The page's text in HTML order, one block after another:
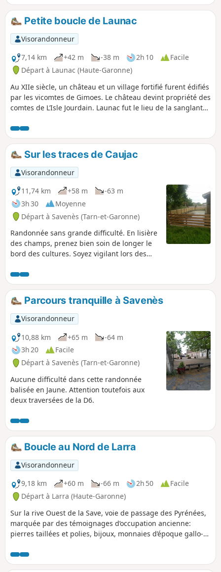
Petite boucle de Launac
Visorandonneur
7,14 km
+42 m -38 m 2h 10
Facile
Départ à Launac (Haute-Garonne)
Au XIIe siècle, un château et un village fortifié furent édifiés
par les vicomtes de Gimoes. Le château devint propriété des
comtes de L’Isle Jourdain. Launac fut le lieu de la sanglante
passa aux mains de parlementaires toulousains suscitant
un conflit sur les droits féodaux. Les habitants résistèrent,
émigrèrent même pendant des années. Après la Révolution,
la halle et l’église sont reconstruites, l’école créée, les
remparts abattus.
Sur les traces de Caujac
Visorandonneur
11,74 km
+58 m
-63 m
3h 30
Moyenne
Départ à Savenès (Tarn-et-Garonne)
Randonnée sans grande difficulté. En lisière
des champs, prenez bien soin de longer le
bord des cultures. Soyez vigilant lors des
routière est parfois rapide.
Parcours tranquille à Savenès
Visorandonneur
10,88 km
+65 m
-64 m
3h 20
Facile
Départ à Savenès (Tarn-et-Garonne)
Aucune difficulté dans cette randonnée
balisée en Jaune. Attention toutefois aux
deux traversées de la D6.
Boucle au Nord de Larra
Visorandonneur
9,18 km
+60 m -66 m 2h 50
Facile
Départ à Larra (Haute-Garonne)
Sur la rive Ouest de la Save, voie de passage des Pyrénées,
marquée par des témoignages d’occupation ancienne:
pierres taillées et polies, bijoux, monnaies d’époque gallo-
propriété de l'abbaye cistercienne Grandselve. Les foires de
Grenade permettaient,aux paysans de Larra d’écouler leurs